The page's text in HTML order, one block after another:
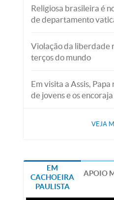
Religiosa brasileira é
de departamento
Violação da liberdade
terços do mundo
Em visita a Assis,
de jovens e os
VEJA
EM
CACHOEIRA
PAULISTA
APOIO